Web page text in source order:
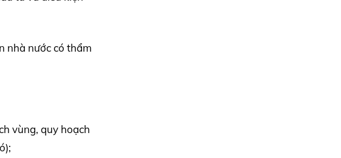
nhà nước có thẩm
vùng, quy hoạch